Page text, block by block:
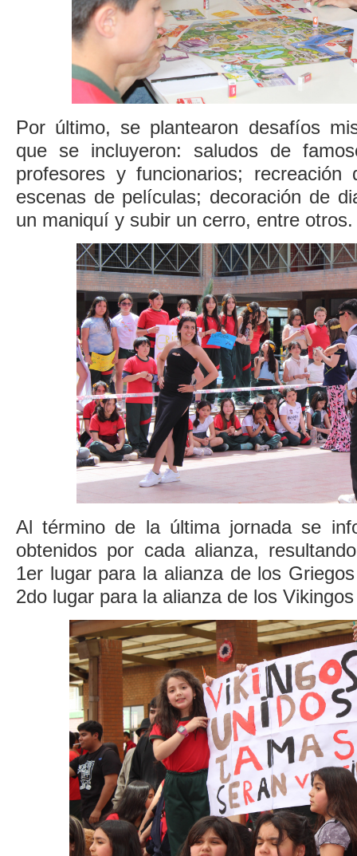
Por último, se plantearon desafíos
que se incluyeron: saludos de
profesores y funcionarios;
escenas de películas; decoración de
un maniquí y subir un cerro, entre otros.
Al término de la última jornada se
obtenidos por cada alianza,
1er lugar para la alianza de los
2do lugar para la alianza de los